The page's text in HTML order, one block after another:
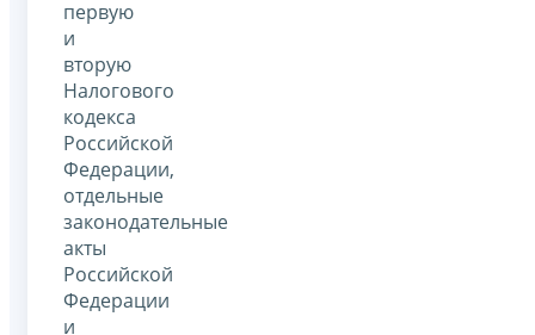
первую
и
вторую
Налогового
кодекса
Российской
Федерации,
отдельные
законодательные
акты
Российской
Федерации
и